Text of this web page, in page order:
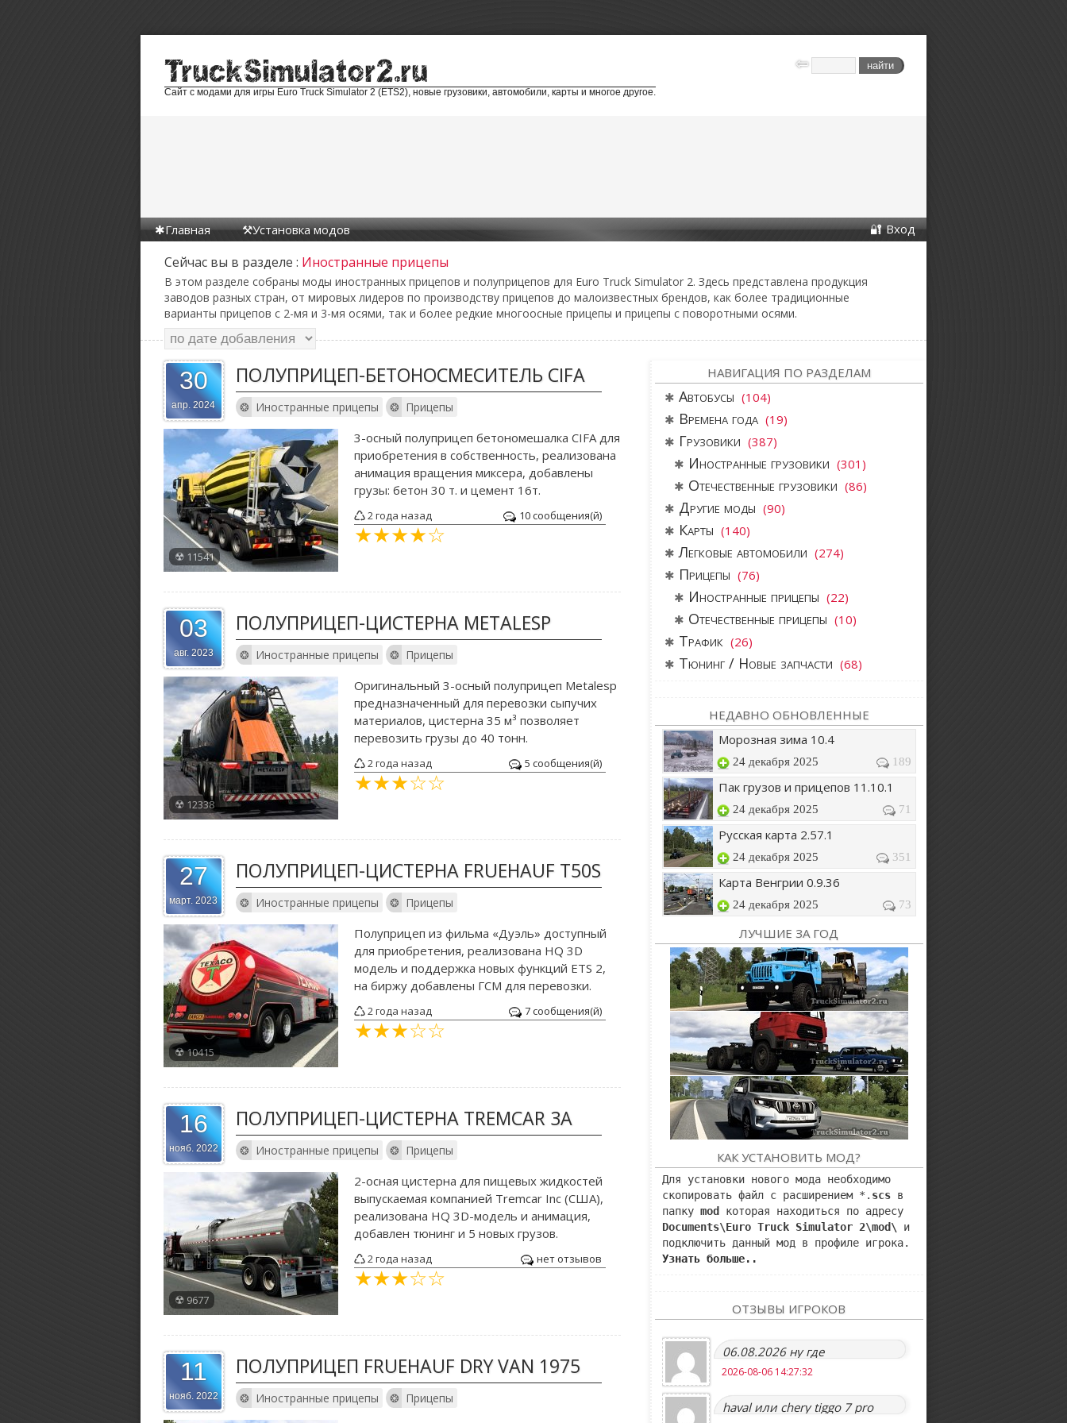
Сайт с модами для игры Euro Truck Simulator 2 (ETS2), новые грузовики, автомобили, карты и многое другое.
Главная Установка модов Вход
Сейчас вы в разделе : Иностранные прицепы
В этом разделе собраны моды иностранных прицепов и полуприцепов для Euro Truck Simulator 2. Здесь представлена продукция
заводов разных стран, от мировых лидеров по производству прицепов до малоизвестных брендов, как более традиционные
варианты прицепов с 2-мя и 3-мя осями, так и более редкие многоосные прицепы и прицепы с поворотными осями.
30
апр. 2024
ПОЛУПРИЦЕП-БЕТОНОСМЕСИТЕЛЬ CIFA
Иностранные прицепы Прицепы
11541
3-осный полуприцеп бетономешалка CIFA для
приобретения в собственность, реализована
анимация вращения миксера, добавлены
грузы: бетон 30 т. и цемент 16т.
2 года назад 10 сообщения(й)
03
авг. 2023
ПОЛУПРИЦЕП-ЦИСТЕРНА METALESP
Иностранные прицепы Прицепы
12338
Оригинальный 3-осный полуприцеп Metalesp
предназначенный для перевозки сыпучих
материалов, цистерна 35 м³ позволяет
перевозить грузы до 40 тонн.
2 года назад 5 сообщения(й)
27
март. 2023
ПОЛУПРИЦЕП-ЦИСТЕРНА FRUEHAUF T50S
Иностранные прицепы Прицепы
10415
Полуприцеп из фильма «Дуэль» доступный
для приобретения, реализована HQ 3D
модель и поддержка новых функций ETS 2,
на биржу добавлены ГСМ для перевозки.
2 года назад 7 сообщения(й)
16
нояб. 2022
ПОЛУПРИЦЕП-ЦИСТЕРНА TREMCAR 3A
Иностранные прицепы Прицепы
9677
2-осная цистерна для пищевых жидкостей
выпускаемая компанией Tremcar Inc (США),
реализована HQ 3D-модель и анимация,
добавлен тюнинг и 5 новых грузов.
2 года назад нет отзывов
11
нояб. 2022
ПОЛУПРИЦЕП FRUEHAUF DRY VAN 1975
Иностранные прицепы Прицепы
НАВИГАЦИЯ ПО РАЗДЕЛАМ
Автобусы (104)
Времена года (19)
Грузовики (387)
Иностранные грузовики (301)
Отечественные грузовики (86)
Другие моды (90)
Карты (140)
Легковые автомобили (274)
Прицепы (76)
Иностранные прицепы (22)
Отечественные прицепы (10)
Трафик (26)
Тюнинг / Новые запчасти (68)
НЕДАВНО ОБНОВЛЕННЫЕ
Морозная зима 10.4
24 декабря 2025 189
Пак грузов и прицепов 11.10.1
24 декабря 2025 71
Русская карта 2.57.1
24 декабря 2025 351
Карта Венгрии 0.9.36
24 декабря 2025 73
ЛУЧШИЕ ЗА ГОД
КАК УСТАНОВИТЬ МОД?
Для установки нового мода необходимо
скопировать файл с расширением *. scsв
папку mod
которая находиться по адресу
Documents\Euro Truck Simulator 2\mod\
и
подключить данный мод в профиле игрока.
Узнать больше..
ОТЗЫВЫ ИГРОКОВ
06.08.2026 ну где
обновление то?:(
2026-08-06 14:27:32
haval или chery tiggo 7 pro